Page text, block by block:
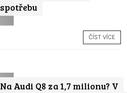
spotřebu
ČÍST VÍCE
Na Audi Q8 za 1,7 milionu? V